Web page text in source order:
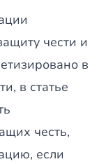
чести и
в
в статье
честь,
если